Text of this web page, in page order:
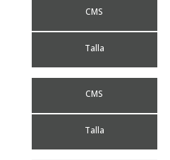
CMS
Talla
CMS
Talla